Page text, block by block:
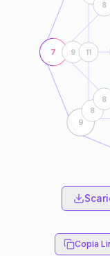
7
9
9 11
8
8
8
Copia